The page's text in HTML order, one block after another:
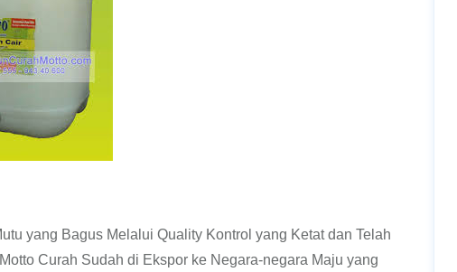
yang Bagus Melalui Quality Kontrol yang Ketat dan Telah
Curah Sudah di Ekspor ke Negara-negara Maju yang